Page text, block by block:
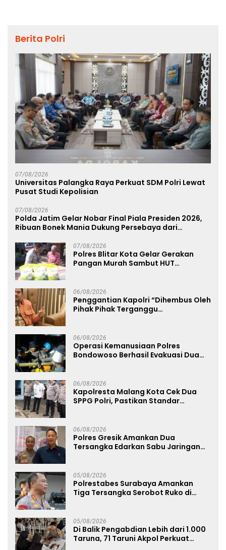
Berita Polri
07/08/2026
Universitas Palangka Raya Perkuat SDM Polri Lewat
Pusat Studi Kepolisian
07/08/2026
Polda Jatim Gelar Nobar Final Piala Presiden 2026,
Ribuan Bonek Mania Dukung Persebaya dari
07/08/2026
Polres Blitar Kota Gelar Gerakan
Pangan Murah Sambut HUT
06/08/2026
Penggantian Kapolri “Dihembus Oleh
Pihak Pihak Terganggu
06/08/2026
Operasi Kemanusiaan Polres
Bondowoso Berhasil Evakuasi Dua
06/08/2026
Kapolresta Malang Kota Cek Dua
SPPG Polri, Pastikan Standar
06/08/2026
Polres Gresik Amankan Dua
Tersangka Edarkan Sabu Jaringan
05/08/2026
Polrestabes Surabaya Amankan
Tiga Tersangka Serobot Ruko di
05/08/2026
Di Balik Pengabdian Lebih dari 1.000
Taruna, 71 Taruni Akpol Perkuat